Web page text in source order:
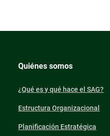
Quiénes somos
¿Qué es y qué hace el SAG?
Estructura Organizacional
Planificación Estratégica